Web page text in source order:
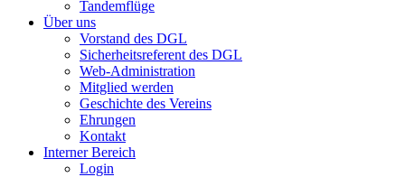
Tandemflüge
Über uns
Vorstand des DGL
Sicherheitsreferent des DGL
Web-Administration
Mitglied werden
Geschichte des Vereins
Ehrungen
Kontakt
Interner Bereich
Login